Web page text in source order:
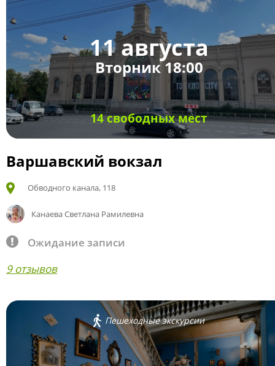
11 августа
Вторник 18:00
14 свободных мест
Варшавский вокзал
Обводного канала, 118
Канаева Светлана Рамилевна
Ожидание записи
9 отзывов
Пешеходные экскурсии